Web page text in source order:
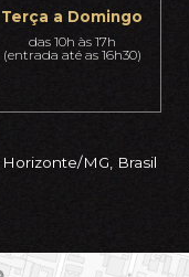
Terça a Domingo
das 10h às 17h
(entrada até as 16h30)
MG, Brasil